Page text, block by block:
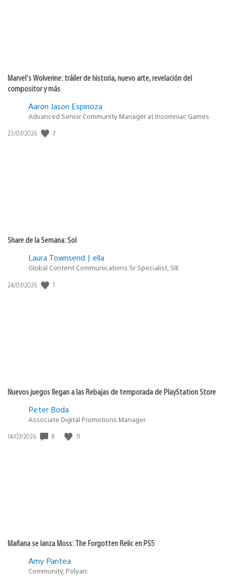
Marvel’s Wolverine: tráiler de historia, nuevo arte, revelación del
compositor y más
Aaron Jason Espinoza
Advanced Senior Community Manager at Insomniac Games
Fecha
23/07/2026 7
Share de la Semana: Sol
Laura Townsend | ella
Global Content Communications Sr. Specialist, SIE
Fecha
24/07/2026 1
Nuevos juegos llegan a las Rebajas de temporada de PlayStation Store
Peter Boda
Associate Digital Promotions Manager
Fecha
14/07/2026 8 11
Mañana se lanza Moss: The Forgotten Relic en PS5
Amy Pantea
Community, Polyarc